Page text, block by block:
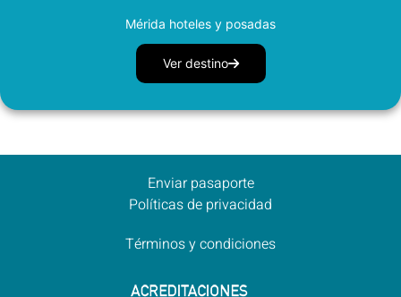
Mérida hoteles y posadas
Ver destino
Enviar pasaporte
Políticas de privacidad
Términos y condiciones